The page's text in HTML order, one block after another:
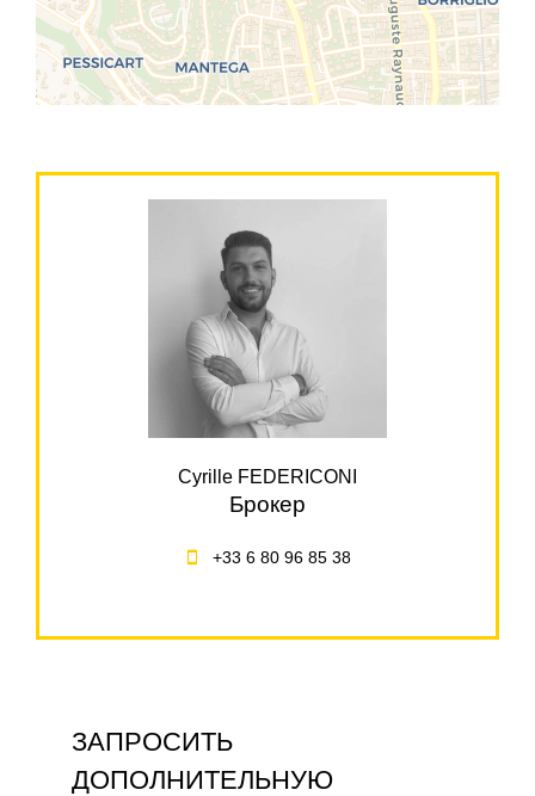
Cyrille FEDERICONI
Брокер
+33 6 80 96 85 38
ЗАПРОСИТЬ
ДОПОЛНИТЕЛЬНУЮ